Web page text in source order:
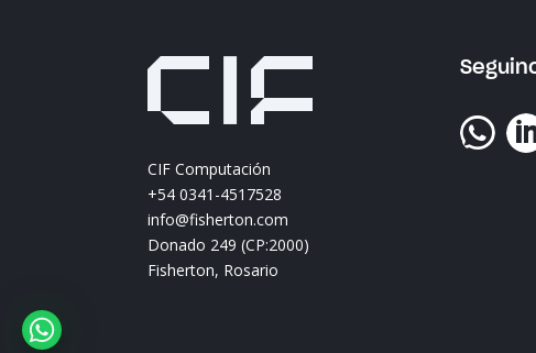
CIF Computación
+54 0341-4517528
info@fisherton.com
Donado 249 (CP:2000)
Fisherton, Rosario
